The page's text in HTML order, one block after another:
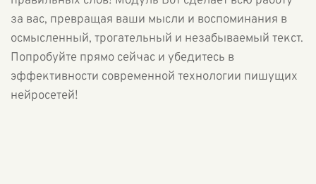
за вас, превращая ваши мысли и воспоминания в
осмысленный, трогательный и незабываемый текст.
Попробуйте прямо сейчас и убедитесь в
эффективности современной технологии пишущих
нейросетей!